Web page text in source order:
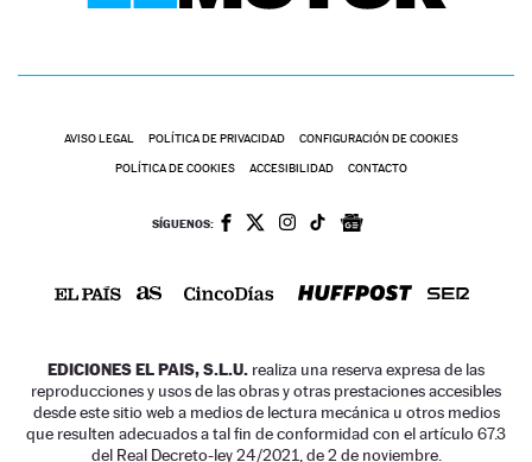
AVISO LEGAL POLÍTICA DE PRIVACIDAD CONFIGURACIÓN DE COOKIES
POLÍTICA DE COOKIES ACCESIBILIDAD CONTACTO
SÍGUENOS:
EDICIONES EL PAIS, S.L.U. realiza una reserva expresa de las
reproducciones y usos de las obras y otras prestaciones accesibles
desde este sitio web a medios de lectura mecánica u otros medios
que resulten adecuados a tal fin de conformidad con el artículo 67.3
del Real Decreto-ley 24/2021, de 2 de noviembre.